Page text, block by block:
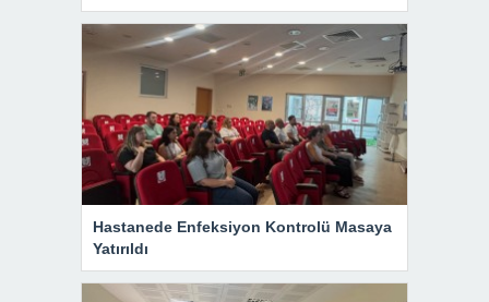
Hastanede Enfeksiyon Kontrolü Masaya
Yatırıldı